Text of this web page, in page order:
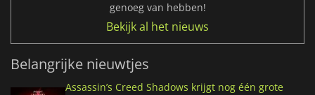
genoeg van hebben!
Bekijk al het nieuws
Belangrijke nieuwtjes
Assassin’s Creed Shadows krijgt nog één grote